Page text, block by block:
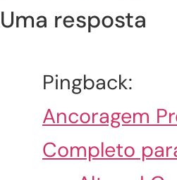
Uma resposta
Pingback:
Ancoragem
Completo